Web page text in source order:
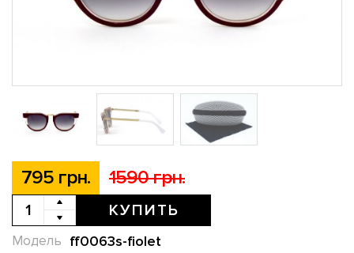
795 грн. 1590 грн.
КУПИТЬ
ff0063s-fiolet
Модель